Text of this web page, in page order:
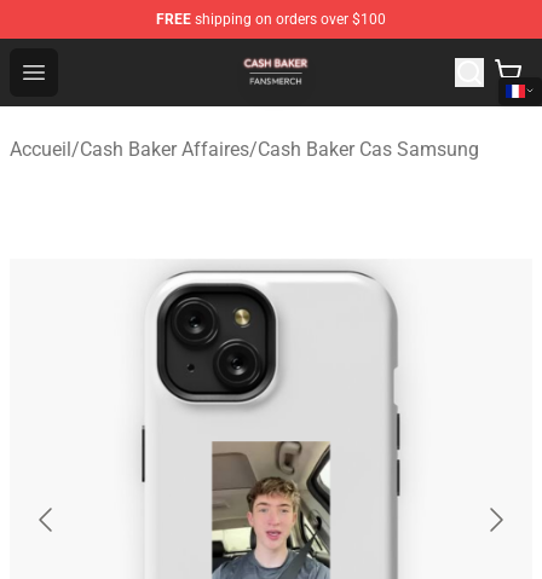
FREE shipping on orders over $100
Open menu
Cash Baker Shop - Official Cash Baker Merchandise
Accueil/Cash Baker Affaires/Cash Baker Cas Samsung